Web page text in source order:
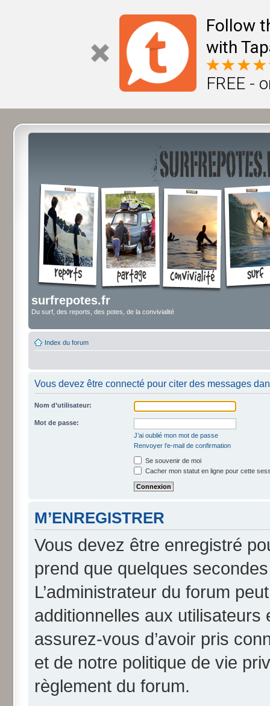
Follow
with
FREE -
surfrepotes.fr
Du surf, des reports, des potes, de la convivialité
Index du forum
Vous devez être connecté pour citer des messages
Nom d’utilisateur:
Mot de passe:
J’ai oublié mon mot de passe
Renvoyer l’e-mail de confirmation
Se souvenir de moi
Cacher mon statut en ligne pour cette
M’ENREGISTRER
Vous devez être enregistré
prend que quelques
L’administrateur du forum
additionnelles aux
assurez-vous d’avoir pris
et de notre politique de vie
règlement du forum.